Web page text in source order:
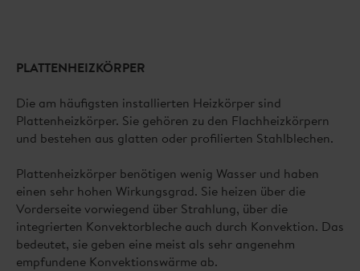
PLATTENHEIZKÖRPER
Die am häufigsten installierten Heizkörper sind
Plattenheizkörper. Sie gehören zu den Flachheizkörpern
und bestehen aus glatten oder profilierten Stahlblechen.
Plattenheizkörper benötigen wenig Wasser und haben
einen sehr hohen Wirkungsgrad. Sie heizen über die
Vorderseite vorwiegend über Strahlung, über die
integrierten Konvektorbleche auch durch Konvektion. Das
bedeutet, sie geben eine meist als sehr angenehm
empfundene Konvektionswärme ab.